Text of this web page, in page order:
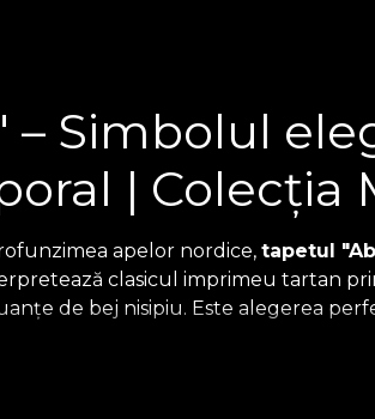
– Simbolul
| Colecția
apelor nordice, tapetul
clasicul imprimeu tartan
de bej nisipiu. Este alegerea
"tweed"